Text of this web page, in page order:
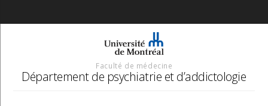
Faculté de médecine
Département de psychiatrie et d’addictologie